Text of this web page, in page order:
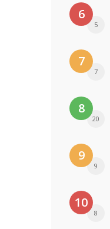
6
5
7
7
8
20
9
9
10
8